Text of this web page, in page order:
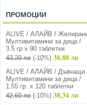
ПРОМОЦИИ
ALIVE / АЛАЙВ /
Мултивитамини за деца /
3.5 гр х 90 таблетки
43,20 лв (-10%) 38,88 лв
ALIVE / АЛАЙВ / Дъвчащи
Мултивитамини за деца /
1.55 гр. х 120 таблетки
42,60 лв (-10%) 38,34 лв